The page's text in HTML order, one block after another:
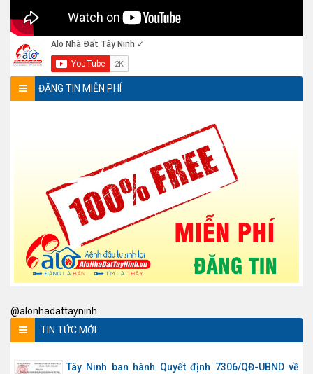
ĐĂNG TIN MIỄN PHÍ
@alonhadattayninh
TIN TỨC MỚI
Tây Ninh ban hành Quyết định 7306/QĐ-UBND về